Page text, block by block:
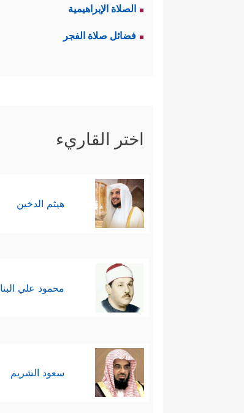
الصلاة الإبراهيمية
فضائل صلاة الفجر
اختر القاريء
هيثم الدخين
محمود علي البنا
سعود الشريم